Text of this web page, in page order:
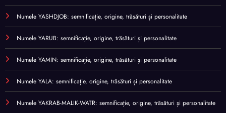
Numele YASHDJOB: semnificație, origine, trăsături și personalitate
Numele YARUB: semnificație, origine, trăsături și personalitate
Numele YAMIN: semnificație, origine, trăsături și personalitate
Numele YALA: semnificație, origine, trăsături și personalitate
Numele YAKRAB-MALIK-WATR: semnificație, origine, trăsături și personalitate